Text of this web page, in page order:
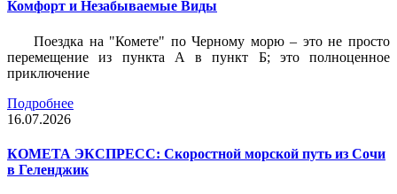
Комфорт и Незабываемые Виды
Поездка на "Комете" по Черному морю – это не просто
перемещение из пункта А в пункт Б; это полноценное
приключение
Подробнее
16.07.2026
КОМЕТА ЭКСПРЕСС: Скоростной морской путь из Сочи
в Геленджик